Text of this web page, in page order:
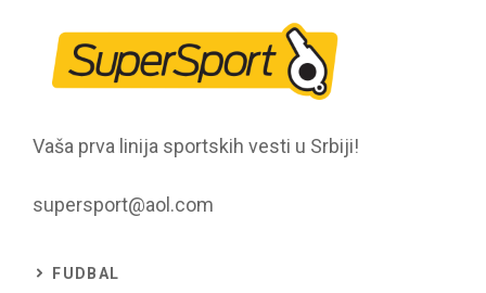
Vaša prva linija sportskih vesti u Srbiji!
supersport@aol.com
FUDBAL